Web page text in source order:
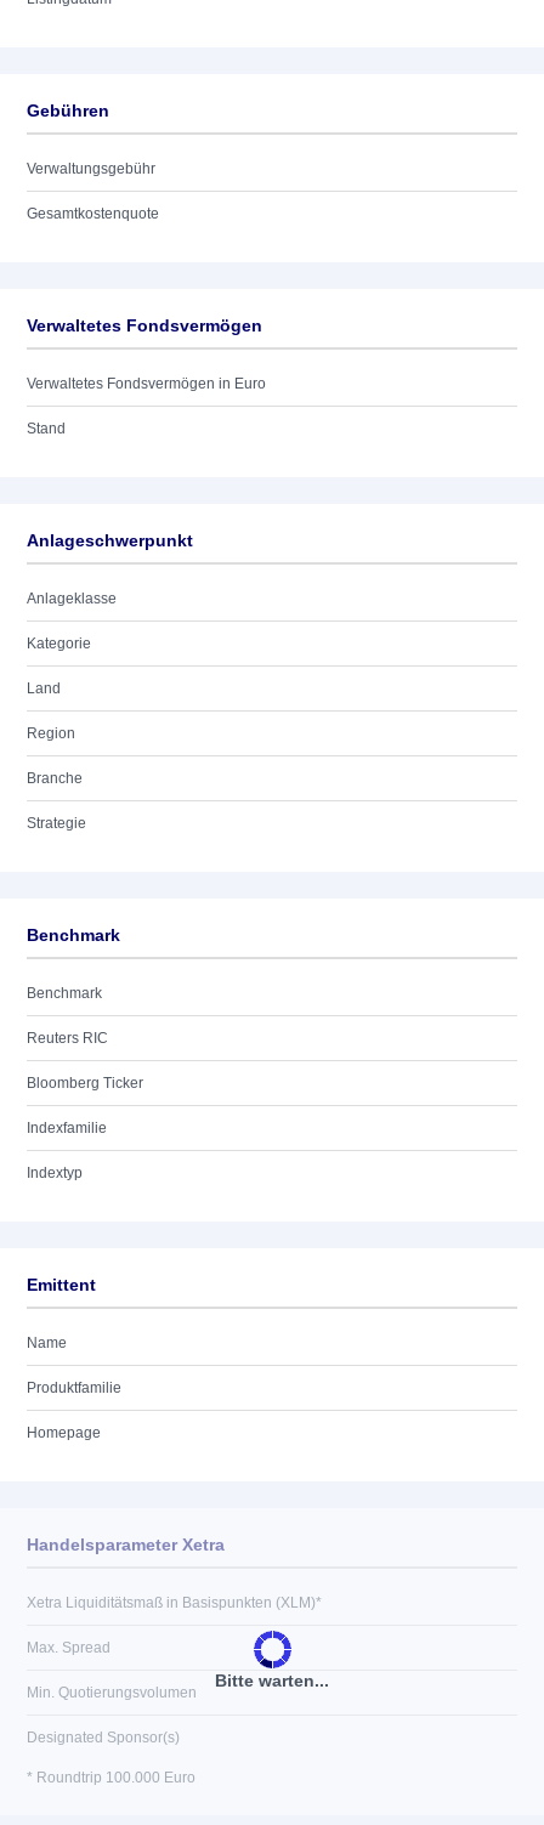
Gebühren
Verwaltungsgebühr
Gesamtkostenquote
Verwaltetes Fondsvermögen
Verwaltetes Fondsvermögen in Euro
Stand
Anlageschwerpunkt
Anlageklasse
Kategorie
Land
Region
Branche
Strategie
Benchmark
Benchmark
Reuters RIC
Bloomberg Ticker
Indexfamilie
Indextyp
Emittent
Name
Produktfamilie
Homepage
Bitte warten...
Handelsparameter Xetra
Xetra Liquiditätsmaß in Basispunkten (XLM)*
Max. Spread
Min. Quotierungsvolumen
Designated Sponsor(s)
* Roundtrip 100.000 Euro